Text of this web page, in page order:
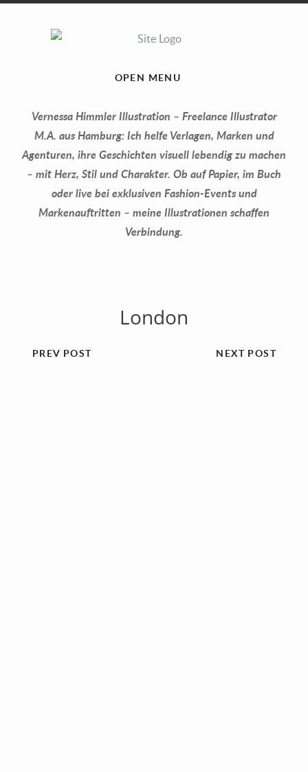
OPEN MENU
Vernessa Himmler Illustration – Freelance Illustrator
M.A. aus Hamburg: Ich helfe Verlagen, Marken und
Agenturen, ihre Geschichten visuell lebendig zu machen
– mit Herz, Stil und Charakter. Ob auf Papier, im Buch
oder live bei exklusiven Fashion-Events und
Markenauftritten – meine Illustrationen schaffen
Verbindung.
London
NEXT POST
PREV POST